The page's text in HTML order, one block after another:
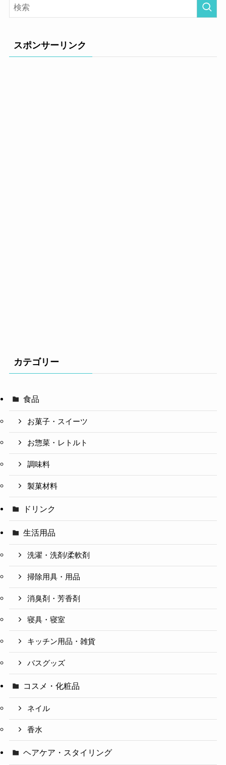
スポンサーリンク
カテゴリー
食品
お菓子・スイーツ
お惣菜・レトルト
調味料
製菓材料
ドリンク
生活用品
洗濯・洗剤/柔軟剤
掃除用具・用品
消臭剤・芳香剤
寝具・寝室
キッチン用品・雑貨
バスグッズ
コスメ・化粧品
ネイル
香水
ヘアケア・スタイリング